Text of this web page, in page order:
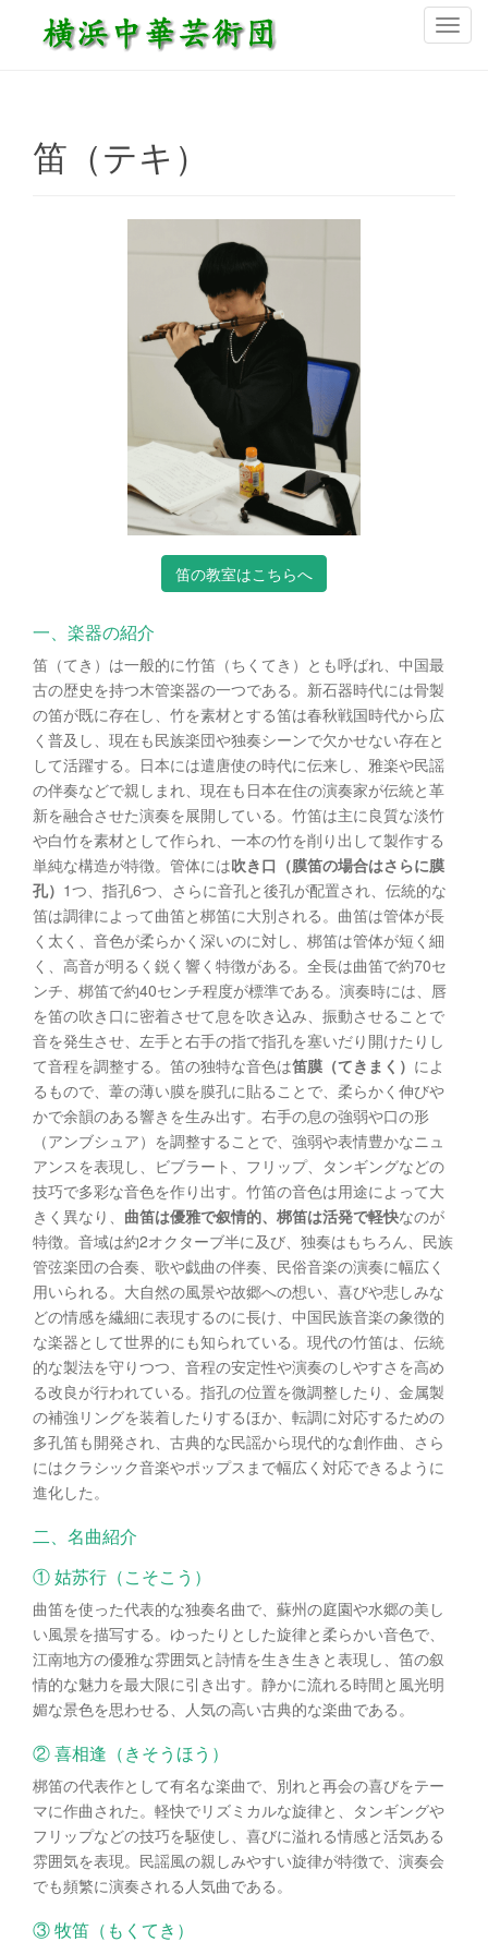
ナ
笛（テキ）
笛の教室はこちらへ
一、楽器の紹介
笛（てき）は一般的に竹笛（ちくてき）とも呼ばれ、中国最
古の歴史を持つ木管楽器の一つである。新石器時代には骨製
の笛が既に存在し、竹を素材とする笛は春秋戦国時代から広
く普及し、現在も民族楽団や独奏シーンで欠かせない存在と
して活躍する。日本には遣唐使の時代に伝来し、雅楽や民謡
の伴奏などで親しまれ、現在も日本在住の演奏家が伝統と革
新を融合させた演奏を展開している。竹笛は主に良質な淡竹
や白竹を素材として作られ、一本の竹を削り出して製作する
単純な構造が特徴。管体には吹き口（膜笛の場合はさらに膜
孔） 1つ、指孔6つ、さらに音孔と後孔が配置され、伝統的な
笛は調律によって曲笛と梆笛に大別される。曲笛は管体が長
く太く、音色が柔らかく深いのに対し、梆笛は管体が短く細
く、高音が明るく鋭く響く特徴がある。全長は曲笛で約70セ
ンチ、梆笛で約40センチ程度が標準である。演奏時には、唇
を笛の吹き口に密着させて息を吹き込み、振動させることで
音を発生させ、左手と右手の指で指孔を塞いだり開けたりし
て音程を調整する。笛の独特な音色は笛膜（てきまく） によ
るもので、葦の薄い膜を膜孔に貼ることで、柔らかく伸びや
かで余韻のある響きを生み出す。右手の息の強弱や口の形
（アンブシュア）を調整することで、強弱や表情豊かなニュ
アンスを表現し、ビブラート、フリップ、タンギングなどの
技巧で多彩な音色を作り出す。竹笛の音色は用途によって大
きく異なり、 曲笛は優雅で叙情的、梆笛は活発で軽快なのが
特徴。音域は約2オクターブ半に及び、独奏はもちろん、民族
管弦楽団の合奏、歌や戯曲の伴奏、民俗音楽の演奏に幅広く
用いられる。大自然の風景や故郷への想い、喜びや悲しみな
どの情感を繊細に表現するのに長け、中国民族音楽の象徴的
な楽器として世界的にも知られている。現代の竹笛は、伝統
的な製法を守りつつ、音程の安定性や演奏のしやすさを高め
る改良が行われている。指孔の位置を微調整したり、金属製
の補強リングを装着したりするほか、転調に対応するための
多孔笛も開発され、古典的な民謡から現代的な創作曲、さら
にはクラシック音楽やポップスまで幅広く対応できるように
進化した。
二、名曲紹介
① 姑苏行（こそこう）
曲笛を使った代表的な独奏名曲で、蘇州の庭園や水郷の美し
い風景を描写する。ゆったりとした旋律と柔らかい音色で、
江南地方の優雅な雰囲気と詩情を生き生きと表現し、笛の叙
情的な魅力を最大限に引き出す。静かに流れる時間と風光明
媚な景色を思わせる、人気の高い古典的な楽曲である。
② 喜相逢（きそうほう）
梆笛の代表作として有名な楽曲で、別れと再会の喜びをテー
マに作曲された。軽快でリズミカルな旋律と、タンギングや
フリップなどの技巧を駆使し、喜びに溢れる情感と活気ある
雰囲気を表現。民謡風の親しみやすい旋律が特徴で、演奏会
でも頻繁に演奏される人気曲である。
③ 牧笛（もくてき）